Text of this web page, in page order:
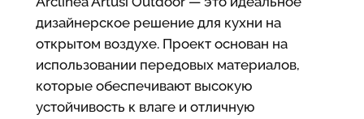
дизайнерское решение для кухни на
открытом воздухе. Проект основан на
использовании передовых материалов,
которые обеспечивают высокую
устойчивость к влаге и отличную